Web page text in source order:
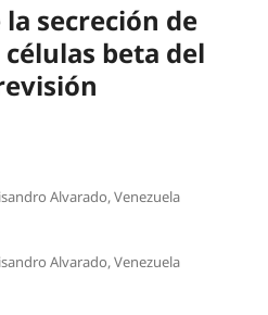
secreción de
beta del
Alvarado, Venezuela
Alvarado, Venezuela